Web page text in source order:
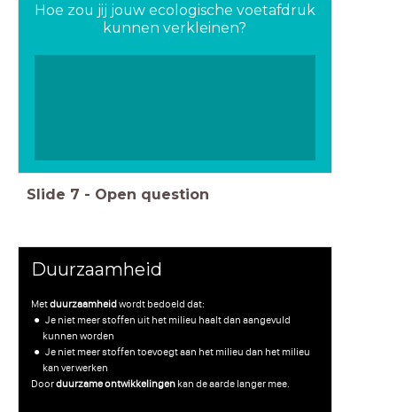
Hoe zou jij jouw ecologische voetafdruk
kunnen verkleinen?
Slide 7 - Open question
Duurzaamheid
Metduurzaamheidwordt bedoeld dat:
Je niet meer stoffen uit het milieu haalt dan aangevuld
kunnen worden
Je niet meer stoffen toevoegt aan het milieu dan het milieu
kan verwerken
Doorduurzame ontwikkelingenkan de aarde langer mee.